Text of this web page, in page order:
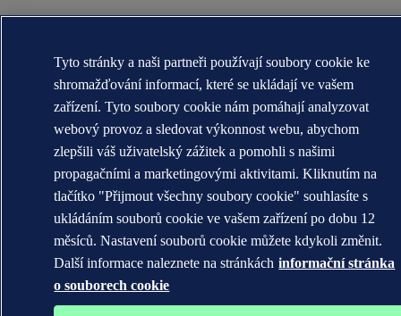
Tyto stránky a naši partneři používají soubory cookie ke
shromažďování informací, které se ukládají ve vašem
zařízení. Tyto soubory cookie nám pomáhají analyzovat
webový provoz a sledovat výkonnost webu, abychom
zlepšili váš uživatelský zážitek a pomohli s našimi
propagačními a marketingovými aktivitami. Kliknutím na
tlačítko "Přijmout všechny soubory cookie" souhlasíte s
ukládáním souborů cookie ve vašem zařízení po dobu 12
měsíců. Nastavení souborů cookie můžete kdykoli změnit.
Další informace naleznete na stránkách informační stránka
o souborech cookie